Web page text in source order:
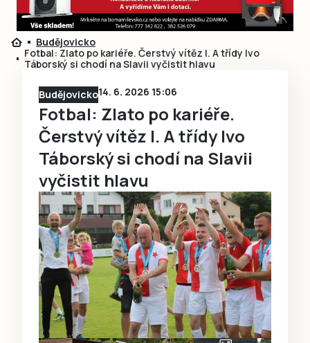
Přihlásit se
Přihlásit se přes Facebook
Ještě nemám účet, chci se
Speciální přílohy
Budějovicko
Fotbal: Zlato po kariéře. Čerstvý vítěz I. A třídy Ivo
Táborský si chodí na Slavii vyčistit hlavu
Budějovicko14. 6. 2026 15:06
Fotbal: Zlato po kariéře.
Čerstvý vítěz I. A třídy Ivo
Táborský si chodí na Slavii
vyčistit hlavu